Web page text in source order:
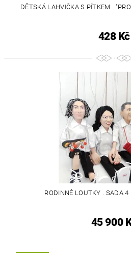
DĚTSKÁ LAHVIČKA S PÍTKEM .
428 Kč
RODINNÉ LOUTKY . SADA 4
45 900